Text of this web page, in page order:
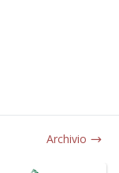
Archivio